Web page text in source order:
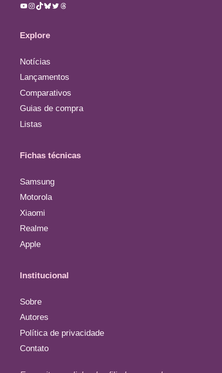
Youtube
Instagram
TikTok
Bluesky
TwitterThreads
Explore
Notícias
Lançamentos
Comparativos
Guias de compra
Listas
Fichas técnicas
Samsung
Motorola
Xiaomi
Realme
Apple
Institucional
Sobre
Autores
Política de privacidade
Contato